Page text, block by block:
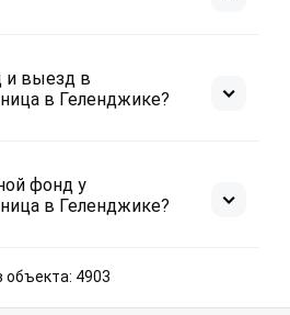
и выезд в
в Геленджике?
фонд у
в Геленджике?
объекта: 4903